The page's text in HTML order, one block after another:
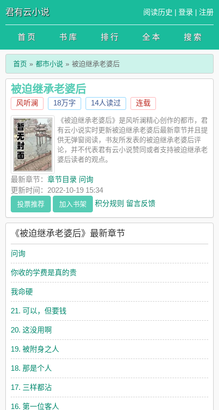
君有云小说 阅读历史 | 登录 | 注册
首 页 书 库 排 行 全 本 搜 索
首页 都市小说 被迫继承老婆后
被迫继承老婆后
风听澜 18万字 14人读过 连载
《被迫继承老婆后》是风听澜精心创作的都市，君
有云小说实时更新被迫继承老婆后最新章节并且提
供无弹窗阅读，书友所发表的被迫继承老婆后评
论，并不代表君有云小说赞同或者支持被迫继承老
婆后读者的观点。
最新章节：章节目录 问询
更新时间：2022-10-19 15:34
投票推荐 加入书架 积分规则 留言反馈
《被迫继承老婆后》最新章节
问询
你收的学费是真的贵
我命硬
21. 可以，但要钱
20. 这没用啊
19. 被附身之人
18. 那是个人
17. 三样都沾
16. 第一位客人